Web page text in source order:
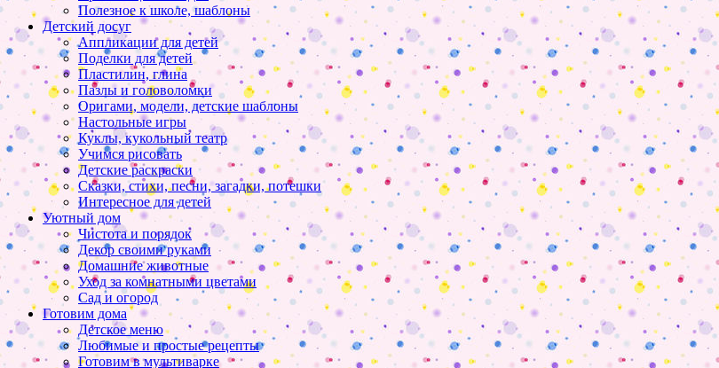
Полезное к школе, шаблоны
Детский досуг
Аппликации для детей
Поделки для детей
Пластилин, глина
Пазлы и головоломки
Оригами, модели, детские шаблоны
Настольные игры
Куклы, кукольный театр
Учимся рисовать
Детские раскраски
Сказки, стихи, песни, загадки, потешки
Интересное для детей
Уютный дом
Чистота и порядок
Декор своими руками
Домашние животные
Уход за комнатными цветами
Сад и огород
Готовим дома
Детское меню
Любимые и простые рецепты
Готовим в мультиварке